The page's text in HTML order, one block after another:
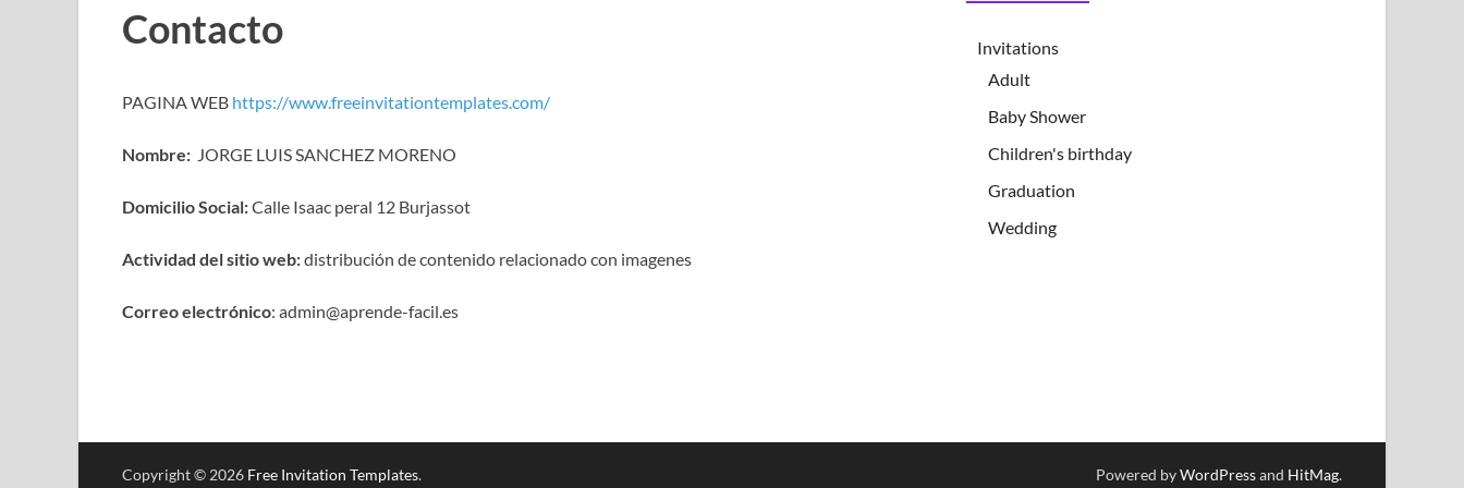
Contacto
PAGINA WEB https://www.freeinvitationtemplates.com/
Nombre: JORGE LUIS SANCHEZ MORENO
Domicilio Social:Calle Isaac peral 12 Burjassot
Actividad del sitio web:distribución de contenido relacionado con imagenes
Correo electrónico: admin@aprende-facil.es
Invitations
Adult
Baby Shower
Children's birthday
Graduation
Wedding
Copyright © 2026 Free Invitation Templates. Powered byWordPressand HitMag.